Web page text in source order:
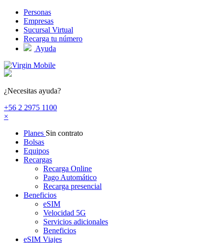
Pasar al contenido principal
Personas
Empresas
Sucursal Virtual
Recarga tu número
Ayuda
¿Necesitas ayuda?
+56 2 2975 1100
×
Planes Sin contrato
Bolsas
Equipos
Recargas
Recarga Online
Pago Automático
Recarga presencial
Beneficios
eSIM
Velocidad 5G
Servicios adicionales
Beneficios
eSIM Viajes